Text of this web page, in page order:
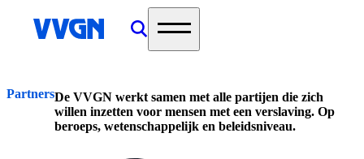
home
PartnersDe VVGN werkt samen met alle partijen die zich
willen inzetten voor mensen met een verslaving. Op
beroeps, wetenschappelijk en beleidsniveau.